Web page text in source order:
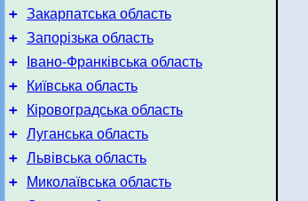
+ Закарпатська область
+ Запорізька область
+ Івано-Франківська область
+ Київська область
+ Кіровоградська область
+ Луганська область
+ Львівська область
+ Миколаївська область